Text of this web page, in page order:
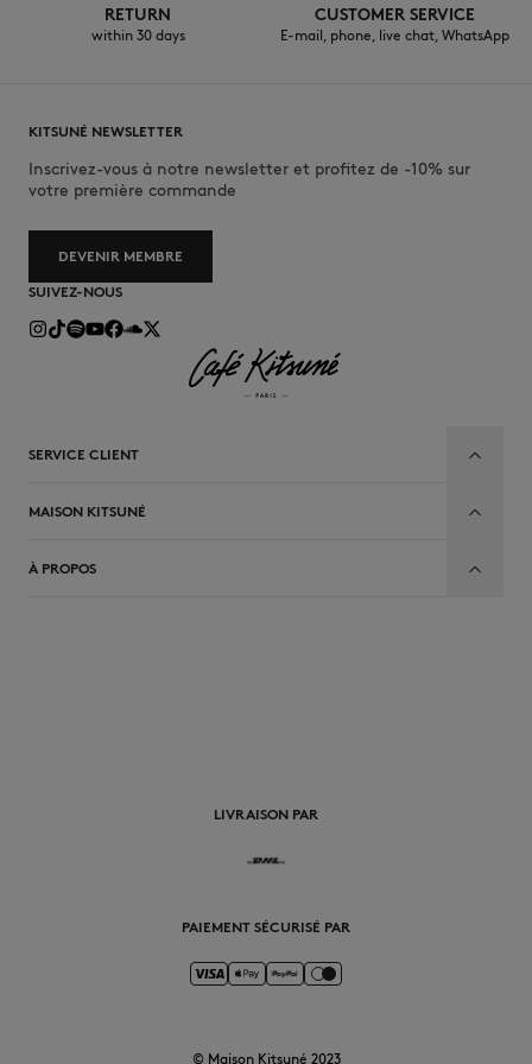
RETURN
within 30 days
CUSTOMER SERVICE
E-mail, phone, live chat, WhatsApp
KITSUNÉ NEWSLETTER
Inscrivez-vous à notre newsletter et profitez de -10% sur
votre première commande
DEVENIR MEMBRE
SUIVEZ-NOUS
SERVICE CLIENT
MAISON KITSUNÉ
À PROPOS
LIVRAISON PAR
PAIEMENT SÉCURISÉ PAR
© Maison Kitsuné 2023